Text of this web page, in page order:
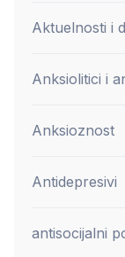
Aktuelnosti i
Anksiolitici i
Anksioznost
Antidepresivi
antisocijalni